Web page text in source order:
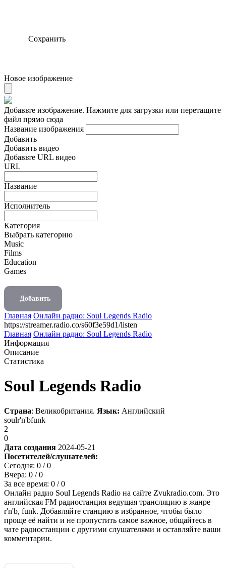
Сохранить
Новое изображение
Добавьте изображение. Нажмите для загрузки или перетащите
файл прямо сюда
Название изображения
Добавить
Добавить видео
Добавьте URL видео
URL
Название
Исполнитель
Категория
Выбрать категорию
Music
Films
Education
Games
Добавить
Главная Онлайн радио: Soul Legends Radio
https://streamer.radio.co/s60f3e59d1/listen
Главная Онлайн радио: Soul Legends Radio
Информация
Описание
Статистика
Soul Legends Radio
Страна: Великобритания. Язык: Английский
soulr'n'bfunk
2
0
Дата создания 2024-05-21
Посетителей/слушателей:
Сегодня: 0 / 0
Вчера: 0 / 0
За все время: 0 / 0
Онлайн радио Soul Legends Radio на сайте Zvukradio.com. Это
английская FM радиостанция ведущая трансляцию в жанре
r'n'b, funk. Добавляйте станцию в избранное, чтобы было
проще её найти и не пропустить самое важное, общайтесь в
чате радиостанции с другими слушателями и оставляйте ваши
комментарии.